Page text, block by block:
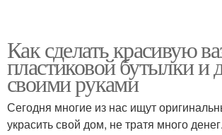
Как сделать красивую
пластиковой бутылки и
своими руками
Сегодня многие из нас ищут
украсить свой дом, не тратя много